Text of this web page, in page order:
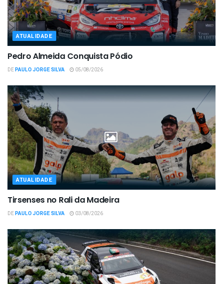
ATUALIDADE
Pedro Almeida Conquista Pódio
DEPAULO JORGE SILVA 05/08/2026
ATUALIDADE
Tirsenses no Rali da Madeira
DEPAULO JORGE SILVA 03/08/2026